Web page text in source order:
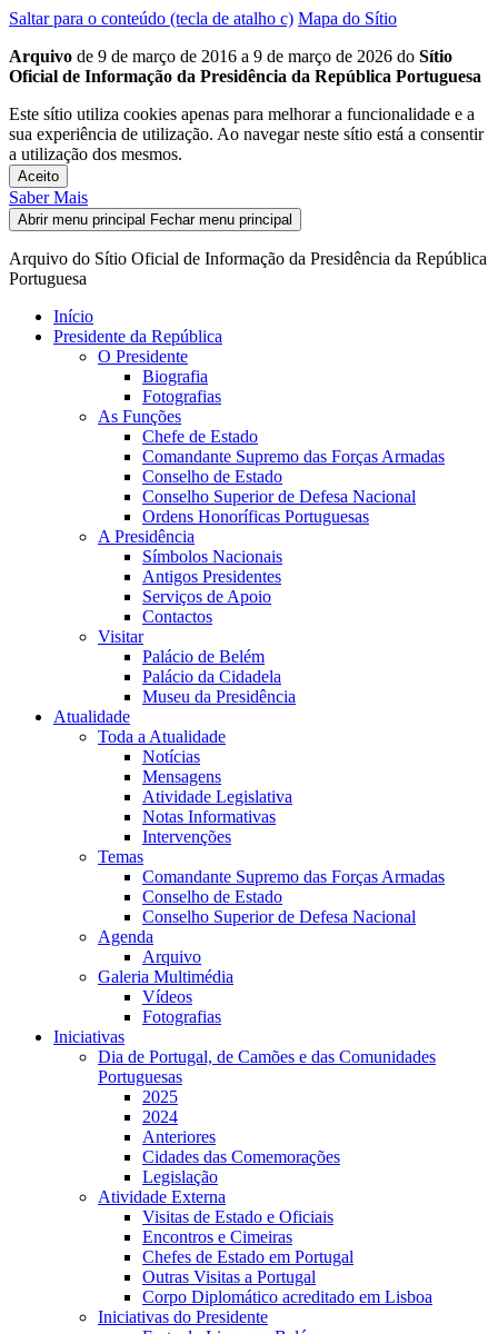
Saltar para o conteúdo (tecla de atalho c) Mapa do Sítio
Arquivo de 9 de março de 2016 a 9 de março de 2026 do Sítio
Oficial de Informação da Presidência da República Portuguesa
Este sítio utiliza cookies apenas para melhorar a funcionalidade e a
sua experiência de utilização. Ao navegar neste sítio está a consentir
a utilização dos mesmos.
Aceito
Saber Mais
Abrir menu principal Fechar menu principal
Arquivo do Sítio Oficial de Informação da Presidência da República
Portuguesa
Início
Presidente da República
O Presidente
Biografia
Fotografias
As Funções
Chefe de Estado
Comandante Supremo das Forças Armadas
Conselho de Estado
Conselho Superior de Defesa Nacional
Ordens Honoríficas Portuguesas
A Presidência
Símbolos Nacionais
Antigos Presidentes
Serviços de Apoio
Contactos
Visitar
Palácio de Belém
Palácio da Cidadela
Museu da Presidência
Atualidade
Toda a Atualidade
Notícias
Mensagens
Atividade Legislativa
Notas Informativas
Intervenções
Temas
Comandante Supremo das Forças Armadas
Conselho de Estado
Conselho Superior de Defesa Nacional
Agenda
Arquivo
Galeria Multimédia
Vídeos
Fotografias
Iniciativas
Dia de Portugal, de Camões e das Comunidades
Portuguesas
2025
2024
Anteriores
Cidades das Comemorações
Legislação
Atividade Externa
Visitas de Estado e Oficiais
Encontros e Cimeiras
Chefes de Estado em Portugal
Outras Visitas a Portugal
Corpo Diplomático acreditado em Lisboa
Iniciativas do Presidente